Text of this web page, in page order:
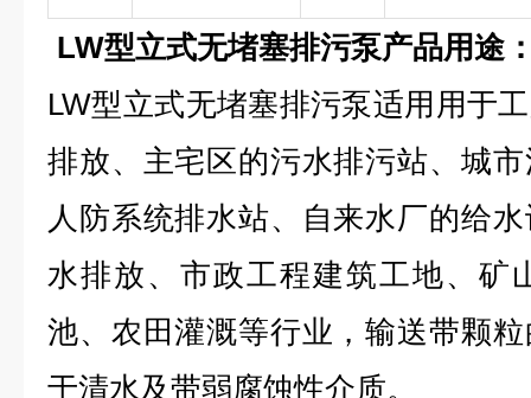
LW型立式无堵塞排污泵产品用途
LW型立式无堵塞排污泵适用用于
排放、主宅区的污水排污站、城
人防系统排水站、自来水厂的给
水排放、市政工程建筑工地、矿
池、农田灌溉等行业，输送带颗
于清水及带弱腐蚀性介质。